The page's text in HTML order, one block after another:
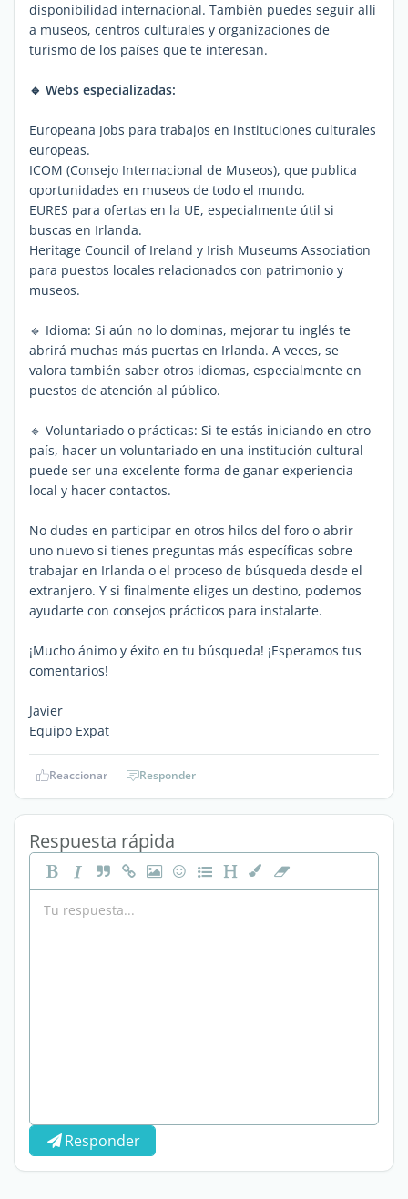
disponibilidad internacional. También puedes seguir allí
a museos, centros culturales y organizaciones de
turismo de los países que te interesan.
🔹 Webs especializadas:
Europeana Jobs para trabajos en instituciones culturales
europeas.
ICOM (Consejo Internacional de Museos), que publica
oportunidades en museos de todo el mundo.
EURES para ofertas en la UE, especialmente útil si
buscas en Irlanda.
Heritage Council of Ireland y Irish Museums Association
para puestos locales relacionados con patrimonio y
museos.
🔹 Idioma: Si aún no lo dominas, mejorar tu inglés te
abrirá muchas más puertas en Irlanda. A veces, se
valora también saber otros idiomas, especialmente en
puestos de atención al público.
🔹 Voluntariado o prácticas: Si te estás iniciando en otro
país, hacer un voluntariado en una institución cultural
puede ser una excelente forma de ganar experiencia
local y hacer contactos.
No dudes en participar en otros hilos del foro o abrir
uno nuevo si tienes preguntas más específicas sobre
trabajar en Irlanda o el proceso de búsqueda desde el
extranjero. Y si finalmente eliges un destino, podemos
ayudarte con consejos prácticos para instalarte.
¡Mucho ánimo y éxito en tu búsqueda! ¡Esperamos tus
comentarios!
Javier
Equipo Expat
Reaccionar Responder
Respuesta rápida
Responder